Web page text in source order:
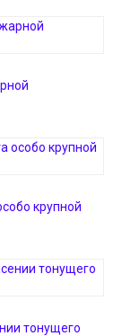
крупной
тонущего